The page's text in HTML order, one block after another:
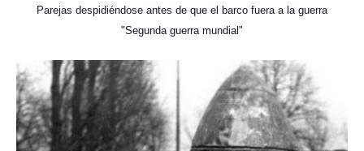
Parejas despidiéndose antes de que el barco fuera a la guerra
"Segunda guerra mundial"